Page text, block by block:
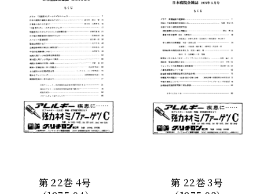
第 22巻 4号
第 22巻3号